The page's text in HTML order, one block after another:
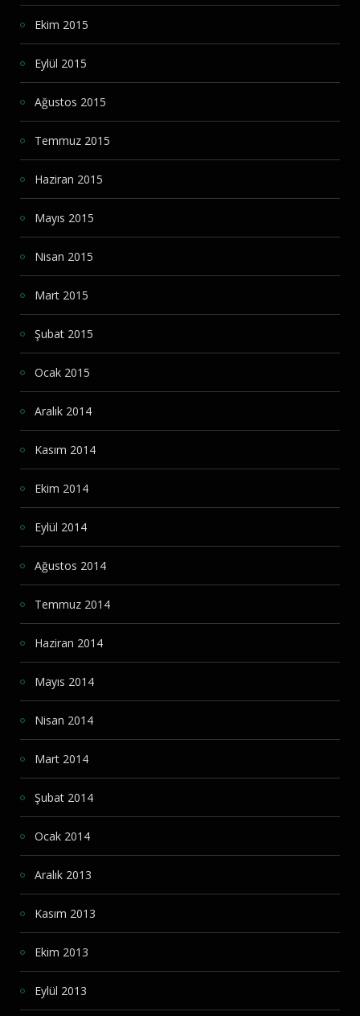
Ekim 2015
Eylül 2015
Ağustos 2015
Temmuz 2015
Haziran 2015
Mayıs 2015
Nisan 2015
Mart 2015
Şubat 2015
Ocak 2015
Aralık 2014
Kasım 2014
Ekim 2014
Eylül 2014
Ağustos 2014
Temmuz 2014
Haziran 2014
Mayıs 2014
Nisan 2014
Mart 2014
Şubat 2014
Ocak 2014
Aralık 2013
Kasım 2013
Ekim 2013
Eylül 2013